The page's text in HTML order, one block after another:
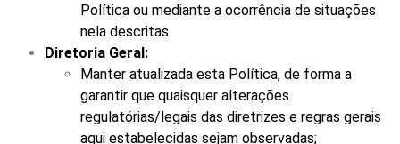
Política ou mediante a ocorrência de situações
nela descritas.
Diretoria Geral:
Manter atualizada esta Política, de forma a
garantir que quaisquer alterações
regulatórias/legais das diretrizes e regras gerais
aqui estabelecidas sejam observadas;